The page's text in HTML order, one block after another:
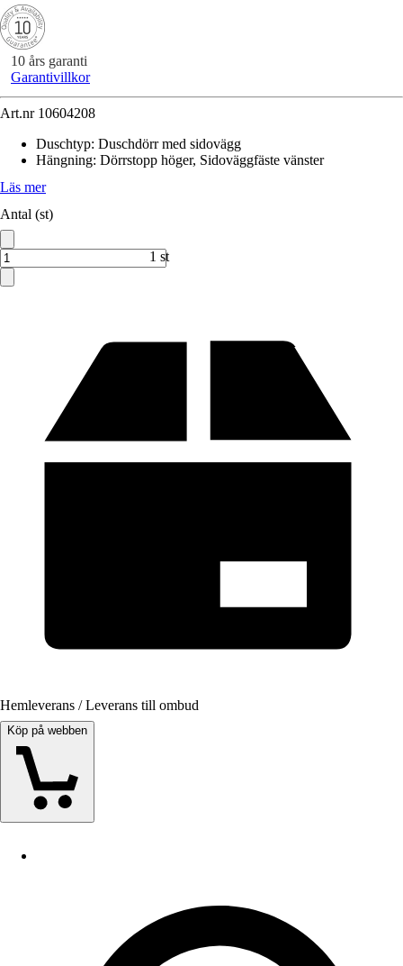
10 års garanti
Garantivillkor
Art.nr 10604208
Duschtyp: Duschdörr med sidovägg
Hängning: Dörrstopp höger, Sidoväggfäste vänster
Läs mer
Antal (st)
1 st
Hemleverans / Leverans till ombud
Köp på webben